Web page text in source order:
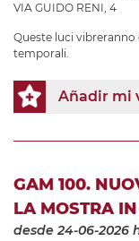
VIA GUIDO RENI, 4
Queste luci
temporali.
Añadir mi
GAM 100.
LA MOSTRA
desde 24-06-2026